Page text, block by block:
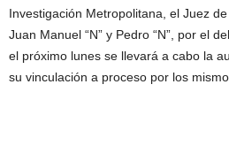
Investigación Metropolitana, el Juez
Juan Manuel “N” y Pedro “N”, por el
el próximo lunes se llevará a cabo la
su vinculación a proceso por los